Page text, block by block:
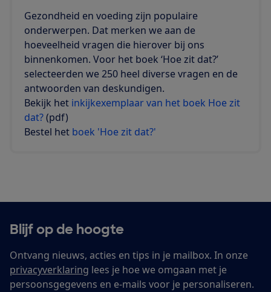
Gezondheid en voeding zijn populaire
onderwerpen. Dat merken we aan de
hoeveelheid vragen die hierover bij ons
binnenkomen. Voor het boek ‘Hoe zit dat?’
selecteerden we 250 heel diverse vragen en de
antwoorden van deskundigen.
Bekijk het inkijkexemplaar van het boek Hoe zit
dat?(pdf)
Bestel het boek 'Hoe zit dat?'
Blijf op de hoogte
Ontvang nieuws, acties en tips in je mailbox. In onze
privacyverklaring lees je hoe we omgaan met je
persoonsgegevens en e-mails voor je personaliseren.